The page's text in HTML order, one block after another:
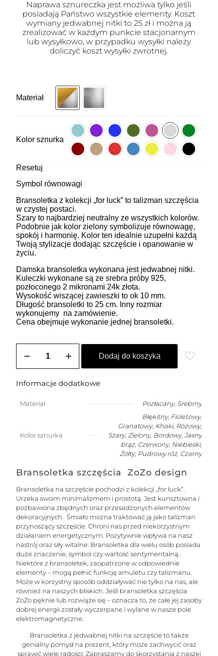
Naprawa sznureczka jest możliwa tylko jeśli
posiadają Państwo wszystkie elementy. Koszt
wymiany jedwabnej nitki to 25 zł i można ją
zrealizować w każdym punkcie stacjonarnym
lub wysyłkowo, w przypadku wysyłki należy
doliczyć koszt wysyłki zwrotnej.
Materiał
Kolor sznurka
Resetuj
Symbol równowagi
Bransoletka z kolekcji „for luck” to talizman szczęścia
w czystej postaci.
Szary to najbardziej neutralny ze wszystkich kolorów.
Podobnie jak kolor zielony symbolizuje równowagę,
spokój i harmonię. Kolor ten idealnie uzupełni każdą
Twoją stylizacje dodając szczęście i opanowanie w
życiu.
Damska bransoletka wykonana jest jedwabnej nitki.
Kuleczki wykonane są ze srebra próby 925,
pozłoconego 2 mikronami 24k złota.
Wysokość wiszącej zawieszki to ok 10 mm.
Długość bransoletki to 25 cm. Inny rozmiar
wykonujemy na zamówienie.
Cena obejmuje wykonanie jednej bransoletki.
ZOZO
bransoletka
na
szczęście
Dodaj do koszyka
Informacje dodatkowe
Materiał Pozłacany, Srebrny
Kolor sznurka
Błękitny, Fioletowy,
Granatowy, Khaki, Różowy,
Szary, Zielony, Bordowy, Jasny
brąz, Czerwony, Niebieski,
Żółty, Pudrowy róż, Czarny
Bransoletka szczęścia ZoZo design
Bransoletka na szczęście pochodzi z kolekcji „for luck”.
Urzeka swoim minimalizmem i prostotą. Jest kunsztowna i
pozbawiona zbędnych oraz przesadzonych elementów
dekoracyjnych. Śmiało można traktować ją jako talizman
przynoszący szczęście. Chroni nas przed niekorzystnym
działaniem energetycznym. Pozytywnie wpływa na nasz
nastrój oraz siły witalne. Bransoletka dla wielu osób posiada
duże znaczenie, symbol czy wartość sentymentalną.
Niektóre z bransoletek, zaopatrzone w odpowiednie
elementy – mogą pełnić funkcję amuletu czy talizmanu.
Może w korzystny sposób oddziaływać nie tylko na nas, ale
również na naszych bliskich. Jeśli bransoletka szczęścia
ZoZo pęknie lub rozwiąże się – oznacza to, że całe jej zasoby
dobrej energii zostały wyczerpane i wylane w nasze pole
elektromagnetyczne.
Bransoletka z jedwabnej nitki na szczęście to także
genialny pomysł na prezent, który może zachwycić oraz
sprawić wiele radości. Zapraszamy do skorzystania z naszej